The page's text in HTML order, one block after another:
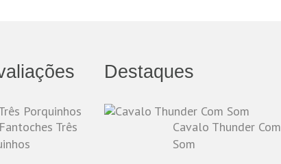
Três
Destaques
Cavalo Thunder Com
Som